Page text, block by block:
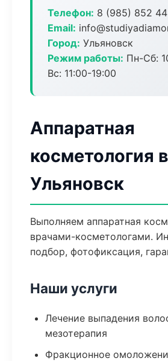
Телефон: 8 (985) 852
Email:
Город: Ульяновск
Режим работы: Пн-Сб:
Вс: 11:00-19:00
Аппаратная
косметология в
Ульяновск
Выполняем аппаратная
врачами-косметологами.
подбор, фотофиксация,
Наши услуги
Лечение выпадения
мезотерапия
Фракционное